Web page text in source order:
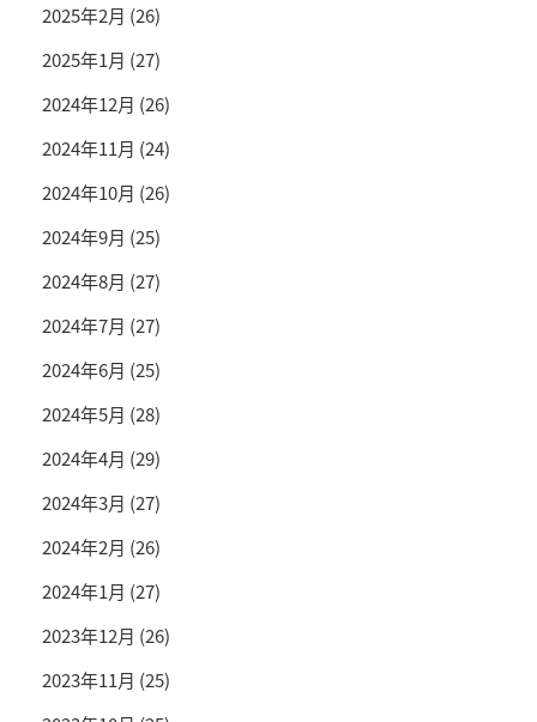
2025年2月 (26)
2025年1月 (27)
2024年12月 (26)
2024年11月 (24)
2024年10月 (26)
2024年9月 (25)
2024年8月 (27)
2024年7月 (27)
2024年6月 (25)
2024年5月 (28)
2024年4月 (29)
2024年3月 (27)
2024年2月 (26)
2024年1月 (27)
2023年12月 (26)
2023年11月 (25)